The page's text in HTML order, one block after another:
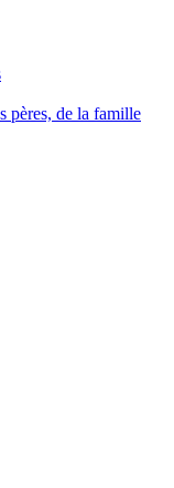
pères, de la famille